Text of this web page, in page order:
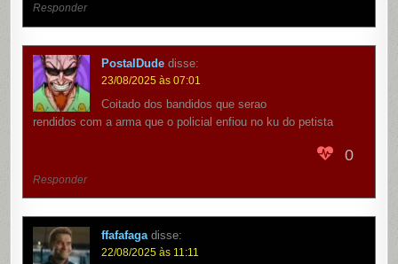
Responder
PostalDude disse:
23/08/2025 às 07:01
Coitado dos bandidos que serao
rendidos com a arma que o policial enfiou no ku do petista
0
Responder
ffafafaga disse:
22/08/2025 às 11:11